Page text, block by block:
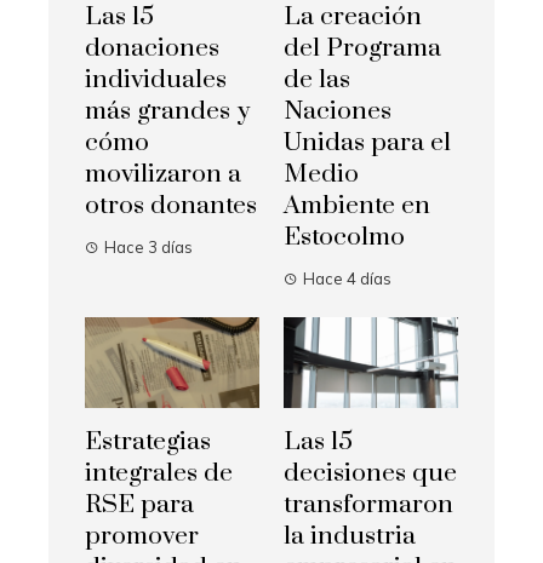
Las 15
donaciones
individuales
más grandes y
cómo
movilizaron a
otros donantes
Hace 3 días
La creación
del Programa
de las
Naciones
Unidas para el
Medio
Ambiente en
Estocolmo
Hace 4 días
Estrategias
integrales de
RSE para
promover
Las 15
decisiones que
transformaron
la industria